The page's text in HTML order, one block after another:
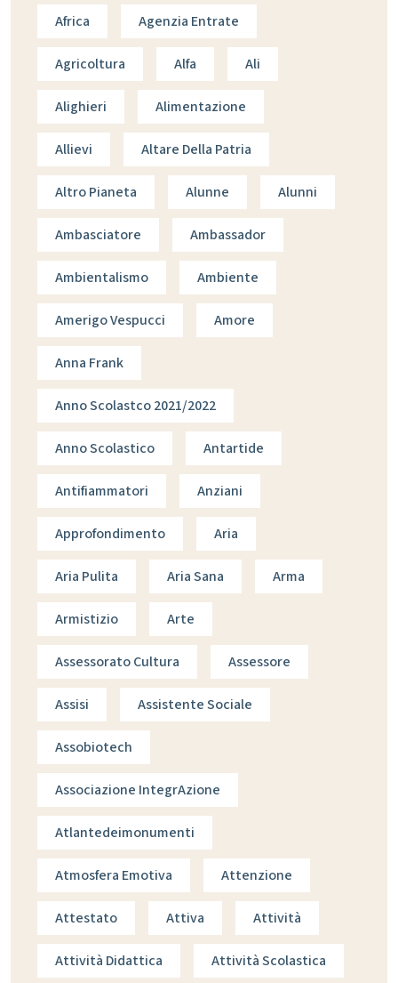
Africa Agenzia Entrate
Agricoltura Alfa Ali
Alighieri Alimentazione
Allievi Altare Della Patria
Altro Pianeta Alunne Alunni
Ambasciatore Ambassador
Ambientalismo Ambiente
Amerigo Vespucci Amore
Anna Frank
Anno Scolastco 2021/2022
Anno Scolastico Antartide
Antifiammatori Anziani
Approfondimento Aria
Aria Pulita Aria Sana Arma
Armistizio Arte
Assessorato Cultura Assessore
Assisi Assistente Sociale
Assobiotech
Associazione IntegrAzione
Atlantedeimonumenti
Atmosfera Emotiva Attenzione
Attestato Attiva Attività
Attività Didattica Attività Scolastica